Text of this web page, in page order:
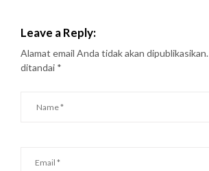
Leave a Reply:
Alamat email Anda tidak akan dipublikasikan.
ditandai *